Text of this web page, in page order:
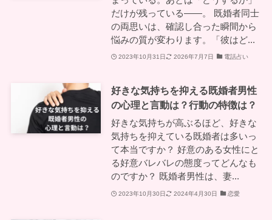
だけが残っている——。 既婚者同士
の両思いは、確認し合った瞬間から
悩みの質が変わります。「彼はど...
2023年10月31日 2026年7月7日 電話占い
好きな気持ちを抑える既婚者男性
の心理と言動は？行動の特徴は？
好きな気持ちが高ぶるほど、好きな
気持ちを抑えている既婚者は多いっ
て本当ですか？ 好意のある女性にと
る好意バレバレの態度ってどんなも
のですか？ 既婚者男性は、妻...
2023年10月30日 2024年4月30日 恋愛